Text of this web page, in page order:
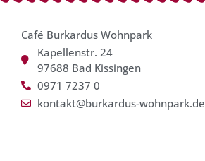
Café Burkardus Wohnpark
Kapellenstr. 24
97688 Bad Kissingen
0971 7237 0
kontakt@burkardus-wohnpark.de